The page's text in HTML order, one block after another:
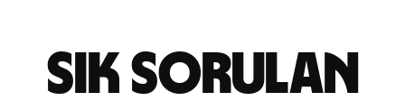
Sık sorulan